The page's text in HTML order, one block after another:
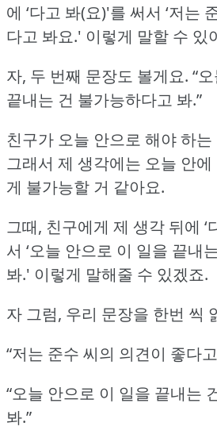
에 ‘다고 봐(요)'를 써서 ‘저는
다고 봐요.' 이렇게 말할 수 있
자, 두 번째 문장도 볼게요. “
끝내는 건 불가능하다고 봐.”
친구가 오늘 안으로 해야 하
그래서 제 생각에는 오늘 안
게 불가능할 거 같아요.
그때, 친구에게 제 생각 뒤에 ‘
서 ‘오늘 안으로 이 일을 끝내
봐.' 이렇게 말해줄 수 있겠죠.
자 그럼, 우리 문장을 한번 씩
“저는 준수 씨의 의견이 좋다
“오늘 안으로 이 일을 끝내는
봐.”